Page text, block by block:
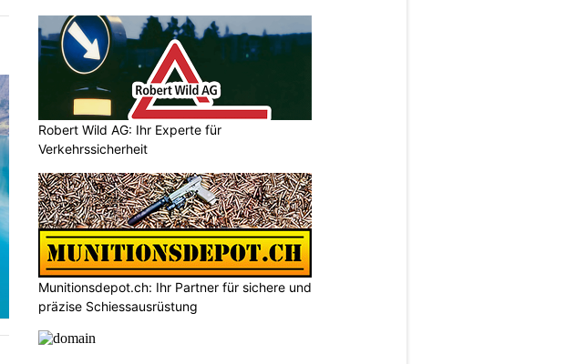
Robert Wild AG: Ihr Experte für
Verkehrssicherheit
Munitionsdepot.ch: Ihr Partner für sichere und
präzise Schiessausrüstung